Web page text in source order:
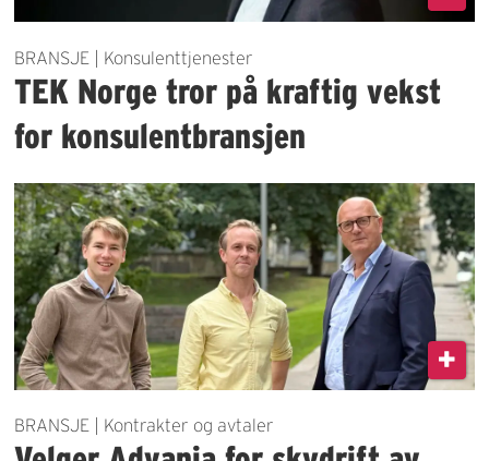
BRANSJE | Konsulenttjenester
TEK Norge tror på kraftig vekst
for konsulentbransjen
BRANSJE | Kontrakter og avtaler